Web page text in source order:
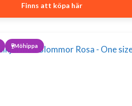
Finns att köpa här
Möhippa